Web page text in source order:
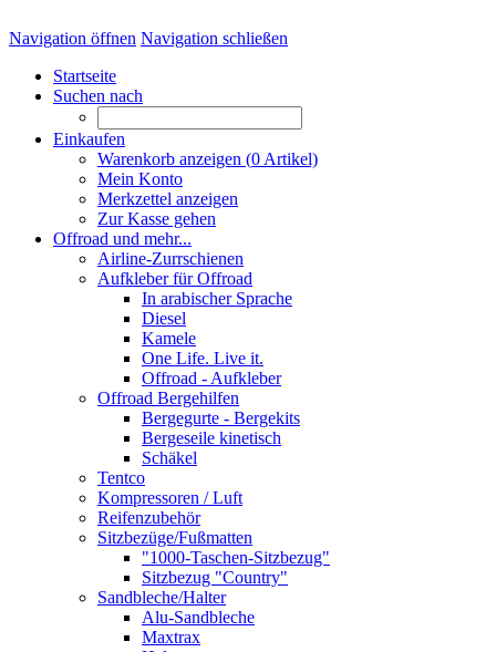
Navigation öffnen Navigation schließen
Startseite
Suchen nach
Einkaufen
Warenkorb anzeigen (0 Artikel)
Mein Konto
Merkzettel anzeigen
Zur Kasse gehen
Offroad und mehr...
Airline-Zurrschienen
Aufkleber für Offroad
In arabischer Sprache
Diesel
Kamele
One Life. Live it.
Offroad - Aufkleber
Offroad Bergehilfen
Bergegurte - Bergekits
Bergeseile kinetisch
Schäkel
Tentco
Kompressoren / Luft
Reifenzubehör
Sitzbezüge/Fußmatten
"1000-Taschen-Sitzbezug"
Sitzbezug "Country"
Sandbleche/Halter
Alu-Sandbleche
Maxtrax